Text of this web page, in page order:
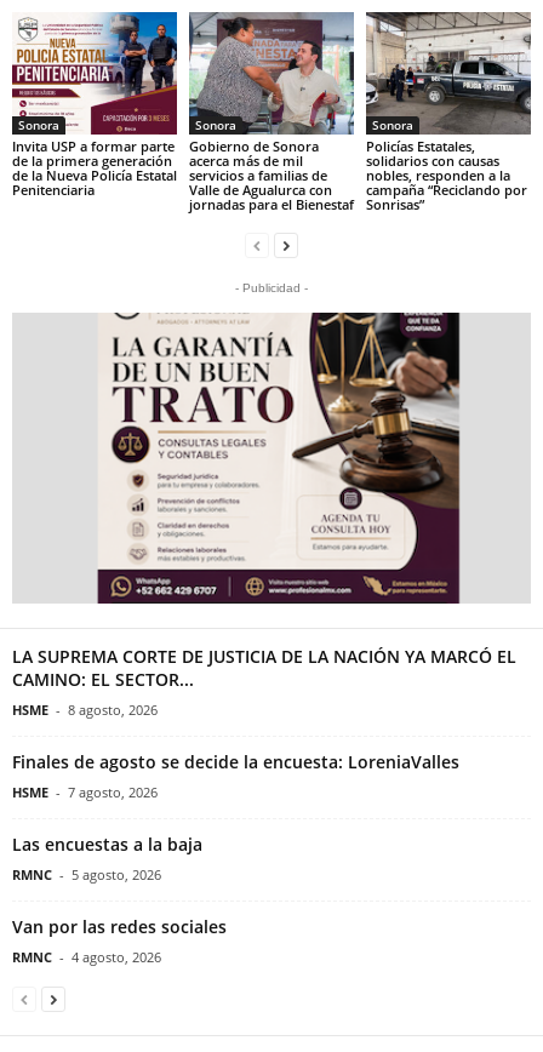
Sonora
Invita USP a formar parte
de la primera generación
de la Nueva Policía Estatal
Penitenciaria
Sonora
Gobierno de Sonora
acerca más de mil
servicios a familias de
Valle de Agualurca con
jornadas para el Bienestaf
Sonora
Policías Estatales,
solidarios con causas
nobles, responden a la
campaña “Reciclando por
Sonrisas”
- Publicidad -
LA SUPREMA CORTE DE JUSTICIA DE LA NACIÓN YA MARCÓ EL
CAMINO: EL SECTOR...
HSME - 8 agosto, 2026
Finales de agosto se decide la encuesta: LoreniaValles
HSME - 7 agosto, 2026
Las encuestas a la baja
RMNC - 5 agosto, 2026
Van por las redes sociales
RMNC - 4 agosto, 2026